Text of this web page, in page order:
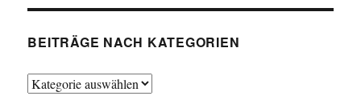
BEITRÄGE NACH KATEGORIEN
Beiträge